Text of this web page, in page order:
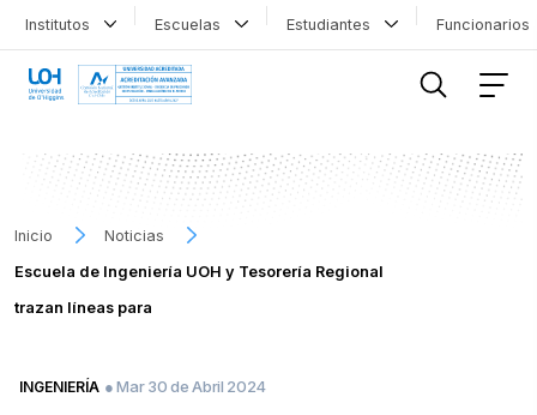
Institutos Escuelas Estudiantes
Inicio
Noticias
Escuela de Ingeniería UOH y Tesorería Regional
trazan líneas para
INGENIERÍA ● Mar 30 de Abril 2024